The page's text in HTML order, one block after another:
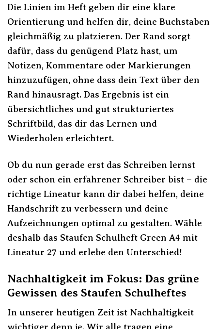
Die Linien im Heft geben dir eine klare
Orientierung und helfen dir, deine Buchstaben
gleichmäßig zu platzieren. Der Rand sorgt
dafür, dass du genügend Platz hast, um
Notizen, Kommentare oder Markierungen
hinzuzufügen, ohne dass dein Text über den
Rand hinausragt. Das Ergebnis ist ein
übersichtliches und gut strukturiertes
Schriftbild, das dir das Lernen und
Wiederholen erleichtert.
Ob du nun gerade erst das Schreiben lernst
oder schon ein erfahrener Schreiber bist – die
richtige Lineatur kann dir dabei helfen, deine
Handschrift zu verbessern und deine
Aufzeichnungen optimal zu gestalten. Wähle
deshalb das Staufen Schulheft Green A4 mit
Lineatur 27 und erlebe den Unterschied!
Nachhaltigkeit im Fokus: Das grüne
Gewissen des Staufen Schulheftes
In unserer heutigen Zeit ist Nachhaltigkeit
wichtiger denn je. Wir alle tragen eine